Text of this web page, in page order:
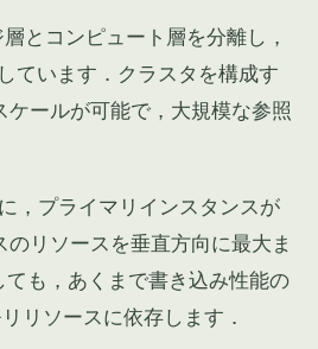
とコンピュート層を分離し，
ています．クラスタを構成す
ールが可能で，大規模な参照
，プライマリインスタンスが
リソースを垂直方向に最大ま
も，あくまで書き込み性能の
リソースに依存します．